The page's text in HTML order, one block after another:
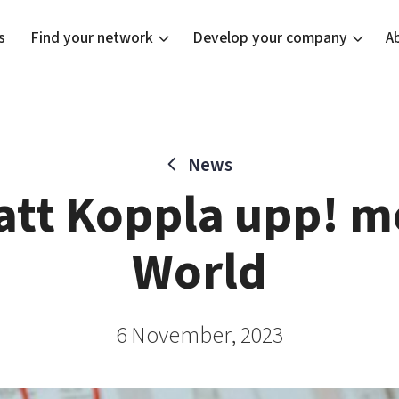
Find your network
East Sweden Tech Women
Reversed mentorship
Develop your company
Upscaling
Talent & skills
Startup & industry collaboration
Offers to boost your business
News
Koppla upp!
World
6 November, 2023